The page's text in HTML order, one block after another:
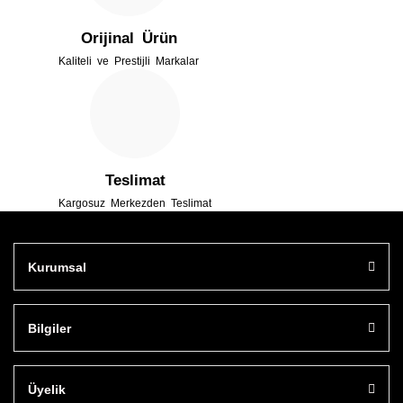
Orijinal Ürün
Kaliteli ve Prestijli Markalar
Teslimat
Kargosuz Merkezden Teslimat
Kurumsal
Bilgiler
Üyelik